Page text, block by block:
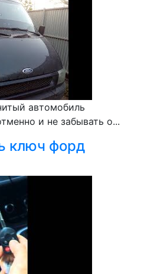
автомобиль
и не забывать о...
ключ форд